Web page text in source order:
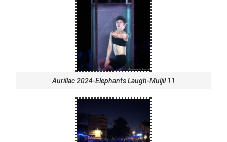
Aurillac 2024-Elephants Laugh-Muljil 11